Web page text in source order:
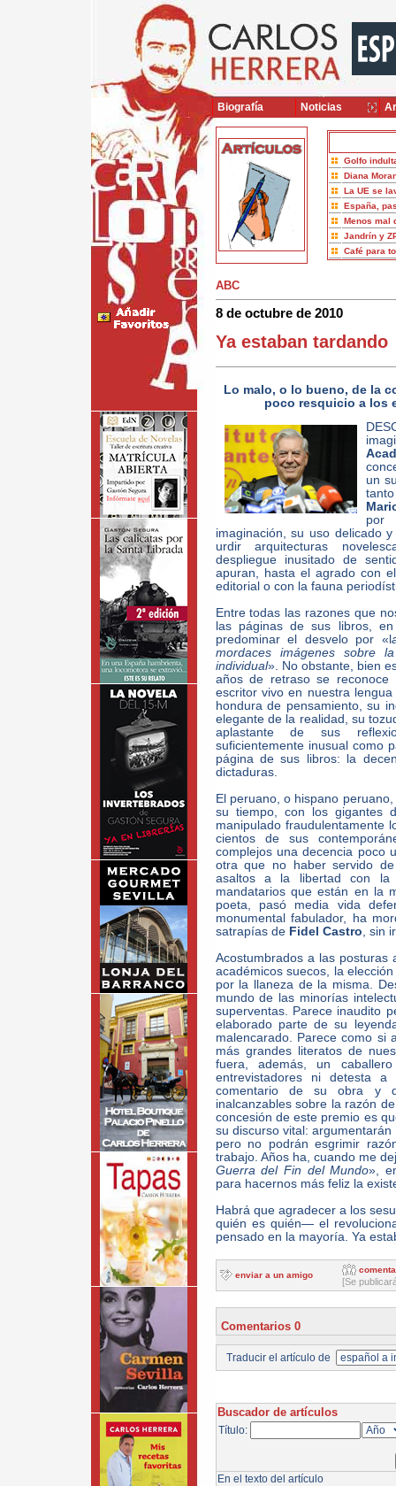
Golfo
Diana
La UE se
España,
Menos mal
Jandrín y
Café para
ABC
8 de octubre de 2010
Ya estaban tardando
Lo malo, o lo bueno, de la
poco resquicio a los
un
por
imaginación, su uso delicado
urdir arquitecturas
despliegue inusitado de
apuran, hasta el agrado con
editorial o con la fauna
Entre todas las razones que
las páginas de sus libros,
predominar el desvelo por «l
mordaces imágenes sobre
individual». No obstante, bien
años de retraso se
escritor vivo en nuestra
hondura de pensamiento, su
elegante de la realidad, su
aplastante de sus
suficientemente inusual como
página de sus libros: la
dictaduras.
El peruano, o hispano
su tiempo, con los gigantes
manipulado fraudulentamente
cientos de sus
complejos una decencia poco
otra que no haber servido
asaltos a la libertad con la
mandatarios que están en la
poeta, pasó media vida
monumental fabulador, ha
satrapías de Fidel Castro, sin
Acostumbrados a las posturas
académicos suecos, la
por la llaneza de la misma.
mundo de las minorías
superventas. Parece inaudito
elaborado parte de su
malencarado. Parece como si
más grandes literatos de
fuera, además, un
entrevistadores ni detesta
comentario de su obra y
inalcanzables sobre la razón
concesión de este premio es
su discurso vital:
pero no podrán esgrimir
trabajo. Años ha, cuando me
Guerra del Fin del Mundo»,
para hacernos más feliz la
Habrá que agradecer a los
quién es quién— el
pensado en la mayoría. Ya
enviar a un amigo
[Se
Comentarios 0
Traducir el artículo de
Buscador de artículos
Título:
En el texto del artículo
Biografía Noticias